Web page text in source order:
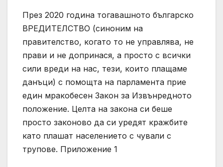
През 2020 година тогавашното българско
ВРЕДИТЕЛСТВО (синоним на
правителство, когато то не управлява, не
прави и не допринася, а просто с всички
сили вреди на нас, тези, които плащаме
данъци) с помощта на парламента прие
един мракобесен Закон за Извънредното
положение. Целта на закона си беше
просто законово да си уредят кражбите
като плашат населението с чували с
трупове. Приложение 1